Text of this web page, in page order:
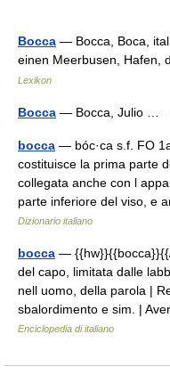
Bocca — Bocca, Boca,
einen Meerbusen,
Lexikon
Bocca — Bocca, Julio …
bocca — bóc·ca s.f. FO
costituisce la prima parte
collegata anche con l
parte inferiore del viso, e
Dizionario italiano
bocca —
del capo, limitata dalle
nell uomo, della parola |
sbalordimento e sim. |
Enciclopedia di italiano